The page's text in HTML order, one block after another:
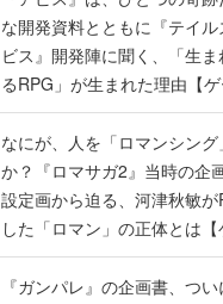
書】
なにが、人を「ロマンシン
か？『ロマサガ2』当時の企
設定画から迫る、河津秋敏
した「ロマン」の正体とは【
書】
『ガンパレ』の企画書、つ
PSの伝説的タイトルは、な
か？そして『LOOP8』へ受
【ゲームの企画書】